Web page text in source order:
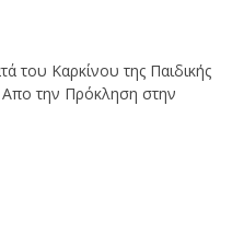
του Καρκίνου της Παιδικής
Απο την Πρόκληση στην